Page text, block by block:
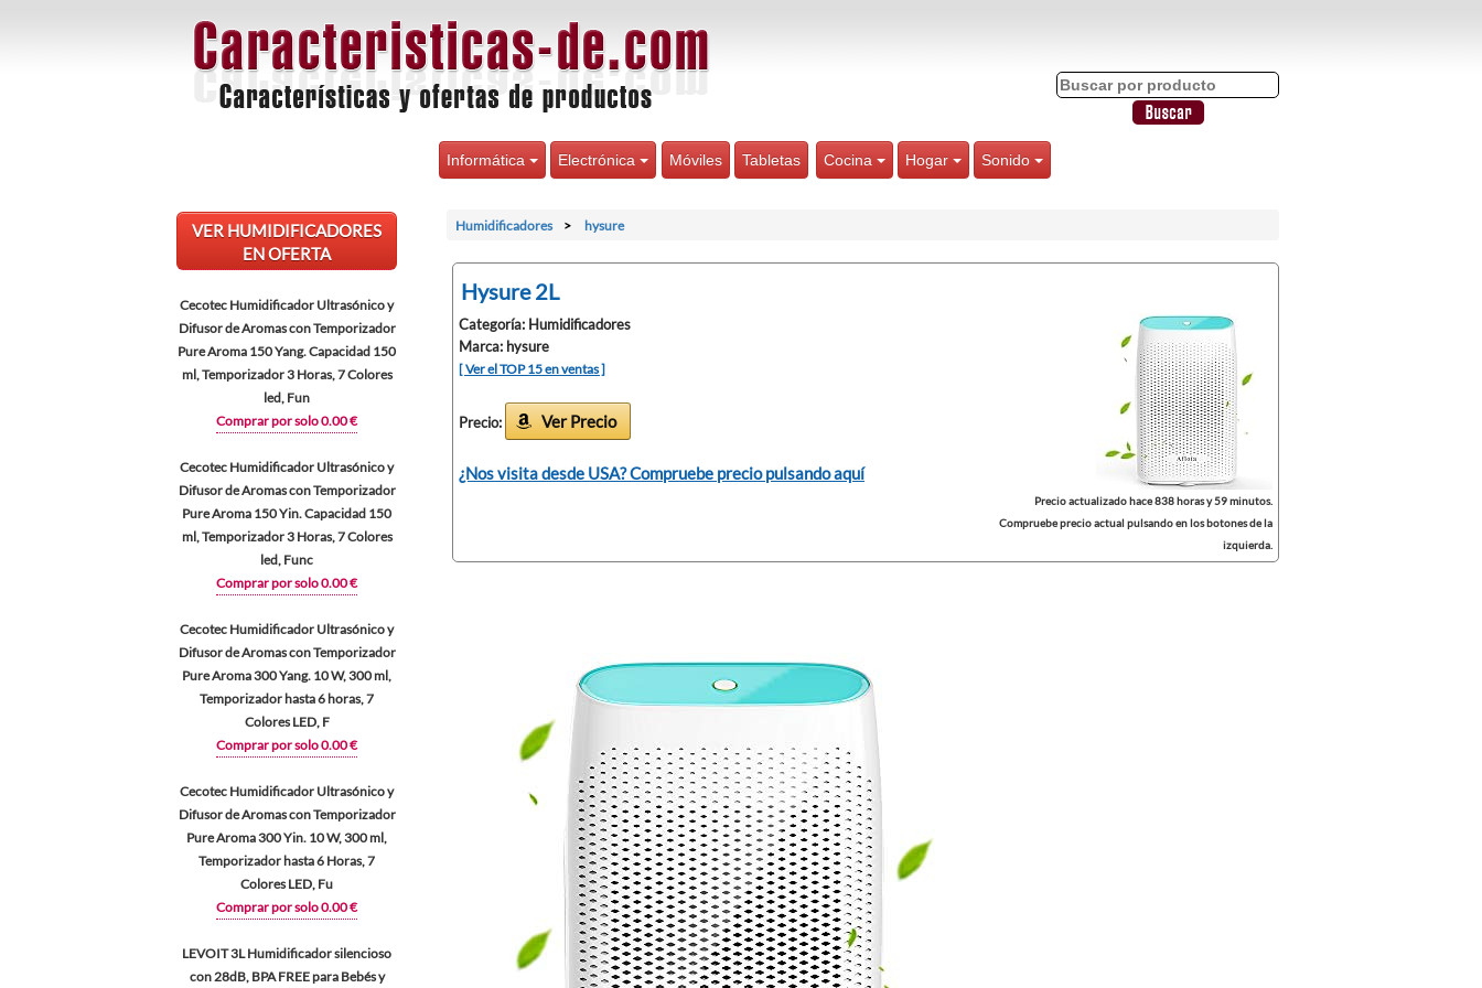
Informática Electrónica Móviles Tabletas Cocina Hogar Sonido
VER HUMIDIFICADORES
EN OFERTA
Cecotec Humidificador Ultrasónico y
Difusor de Aromas con Temporizador
Pure Aroma 150 Yang. Capacidad 150
ml, Temporizador 3 Horas, 7 Colores
led, Fun
Comprar por solo 0.00 €
Cecotec Humidificador Ultrasónico y
Difusor de Aromas con Temporizador
Pure Aroma 150 Yin. Capacidad 150
ml, Temporizador 3 Horas, 7 Colores
led, Func
Comprar por solo 0.00 €
Cecotec Humidificador Ultrasónico y
Difusor de Aromas con Temporizador
Pure Aroma 300 Yang. 10 W, 300 ml,
Temporizador hasta 6 horas, 7
Colores LED, F
Comprar por solo 0.00 €
Cecotec Humidificador Ultrasónico y
Difusor de Aromas con Temporizador
Pure Aroma 300 Yin. 10 W, 300 ml,
Temporizador hasta 6 Horas, 7
Colores LED, Fu
Comprar por solo 0.00 €
LEVOIT 3L Humidificador silencioso
con 28dB, BPA FREE para Bebés y
Humidificadores hysure
Hysure 2L
Categoría: Humidificadores
Marca: hysure
[ Ver el TOP 15 en ventas ]
Precio: Ver Precio
¿Nos visita desde USA? Compruebe precio pulsando aquí
Precio actualizado hace 838 horas y 59 minutos.
Compruebe precio actual pulsando en los botones de la
izquierda.